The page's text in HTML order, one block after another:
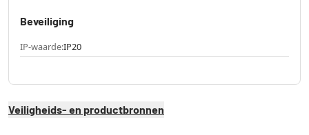
Beveiliging
IP-waarde:IP20
Veiligheids- en productbronnen